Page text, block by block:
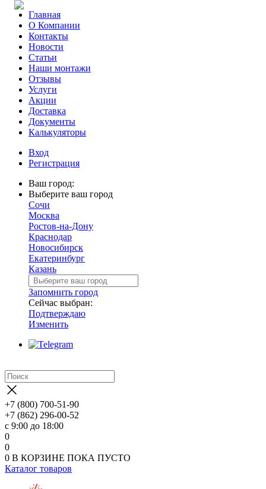
Главная
О Компании
Контакты
Новости
Статьи
Наши монтажи
Отзывы
Услуги
Акции
Доставка
Документы
Калькуляторы
Вход
Регистрация
Ваш город:
Выберите ваш город
Сочи
Москва
Ростов-на-Дону
Краснодар
Новосибирск
Екатеринбург
Казань
Запомнить город
Сейчас выбран:
Подтверждаю
Изменить
+7 (800) 700-51-90
+7 (862) 296-00-52
с 9:00 до 18:00
0
0
0 В КОРЗИНЕ ПОКА ПУСТО
Каталог товаров